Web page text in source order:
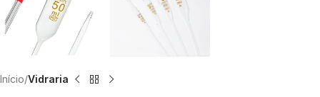
Início Vidraria